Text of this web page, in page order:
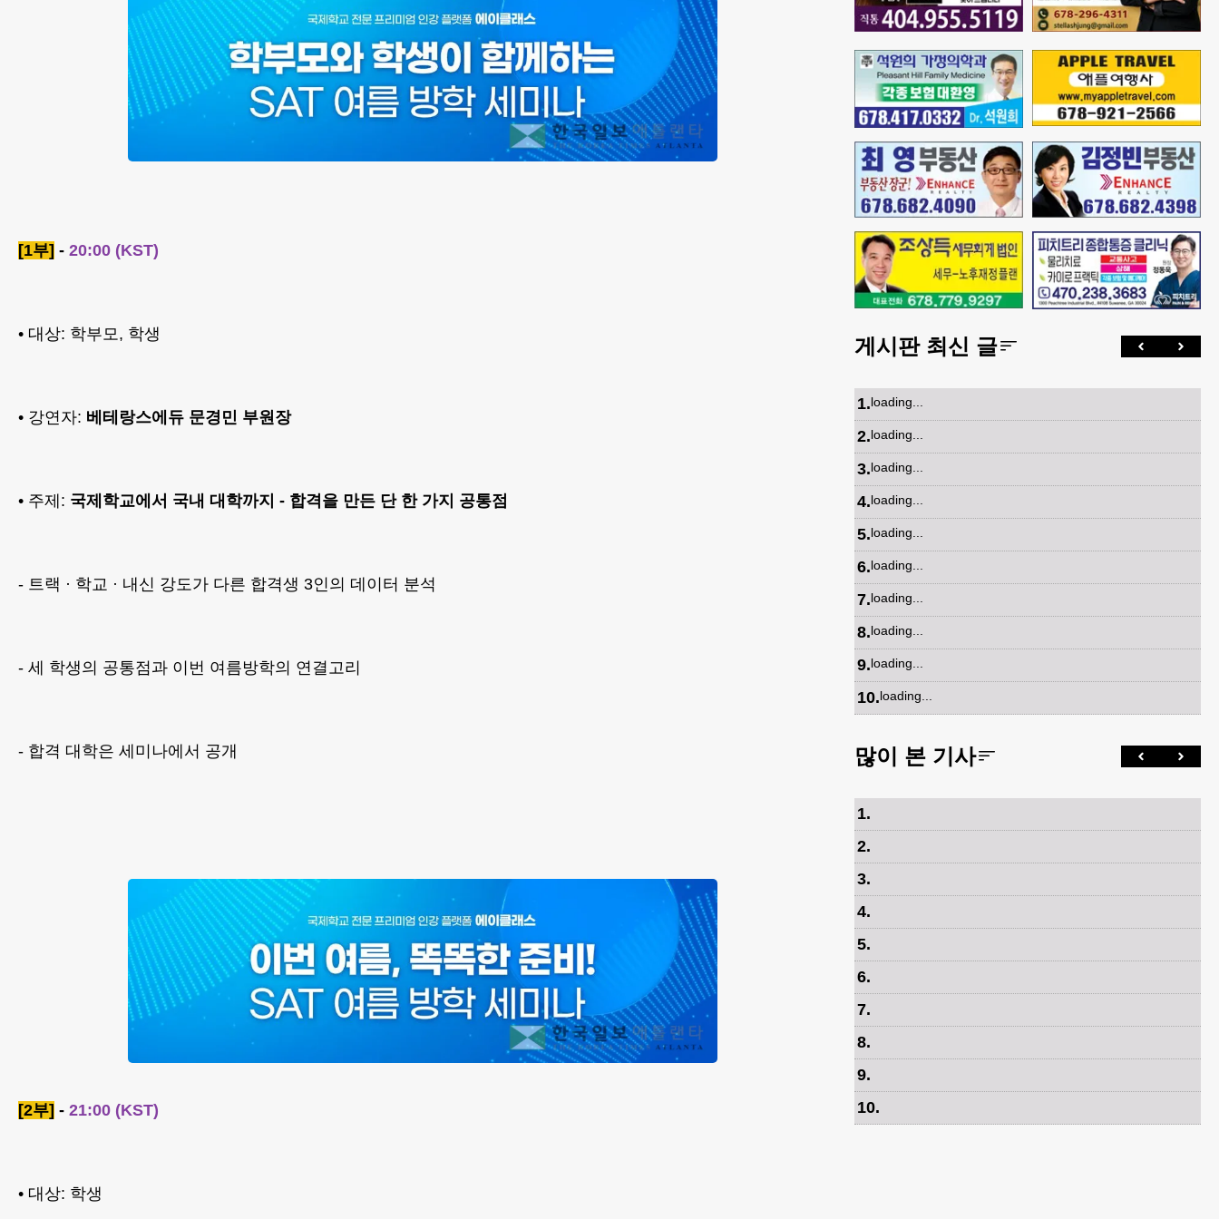
[1부] - 20:00 (KST)
• 대상: 학부모, 학생
• 강연자: 베테랑스에듀 문경민 부원장
• 주제: 국제학교에서 국내 대학까지 - 합격을 만든 단 한 가지 공통점
- 트랙 · 학교 · 내신 강도가 다른 합격생 3인의 데이터 분석
- 세 학생의 공통점과 이번 여름방학의 연결고리
- 합격 대학은 세미나에서 공개
[2부] - 21:00 (KST)
• 대상: 학생
게시판 최신 글
1.loading...
2.loading...
3.loading...
4.loading...
5.loading...
6.loading...
7.loading...
8.loading...
9.loading...
10.loading...
많이 본 기사
1.
2.
3.
4.
5.
6.
7.
8.
9.
10.